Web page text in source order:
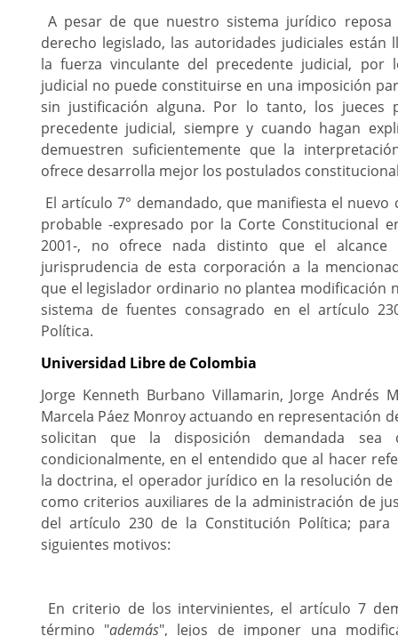
A pesar de que nuestro sistema jurídico
derecho legislado, las autoridades judiciales están
la fuerza vinculante del precedente judicial, por
judicial no puede constituirse en una imposición
sin justificación alguna. Por lo tanto, los jueces
precedente judicial, siempre y cuando hagan
demuestren suficientemente que la
ofrece desarrolla mejor los postulados
El artículo 7° demandado, que manifiesta el
probable -expresado por la Corte Constitucional
2001-, no ofrece nada distinto que el
jurisprudencia de esta corporación a la
que el legislador ordinario no plantea modificación
sistema de fuentes consagrado en el artículo
Política.
Universidad Libre de Colombia
Jorge Kenneth Burbano Villamarin, Jorge Andrés
Marcela Páez Monroy actuando en representación
solicitan que la disposición demandada sea
condicionalmente, en el entendido que al hacer
la doctrina, el operador jurídico en la resolución
como criterios auxiliares de la administración de
del artículo 230 de la Constitución Política;
siguientes motivos:
En criterio de los intervinientes, el artículo 7
término "además", lejos de imponer una